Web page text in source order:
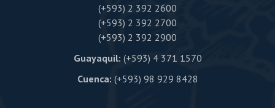
(+593) 2 392 2600
(+593) 2 392 2700
(+593) 2 392 2900
Guayaquil: (+593) 4 371 1570
Cuenca: (+593) 98 929 8428